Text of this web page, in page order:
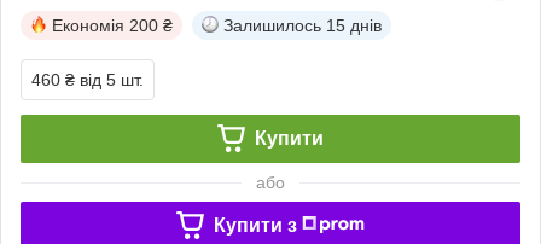
Економія 200 ₴ Залишилось 15 днів
460 ₴ від 5 шт.
Купити
або
Купити з